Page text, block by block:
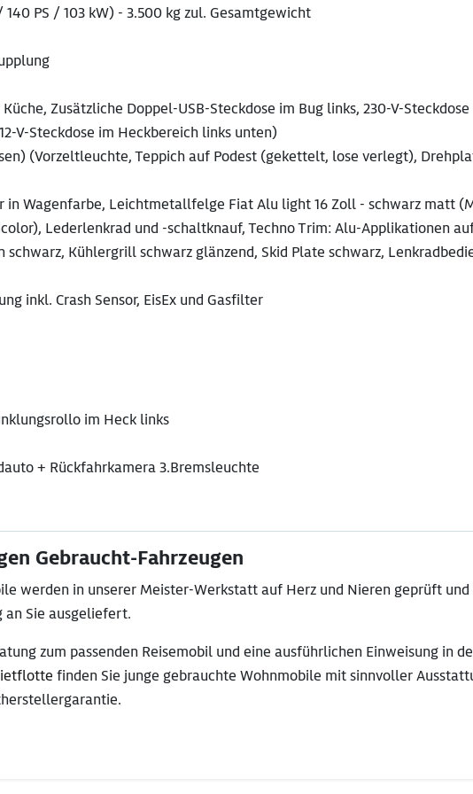
PS / 103 kW) - 3.500 kg zul. Gesamtgewicht
Zusätzliche Doppel-USB-Steckdose im Bug links, 230-V-
V-Steckdose im Heckbereich links unten)
(Vorzeltleuchte, Teppich auf Podest (gekettelt, lose verlegt),
in Wagenfarbe, Leichtmetallfelge Fiat Alu light 16 Zoll - schwarz matt
Lederlenkrad und -schaltknauf, Techno Trim: Alu-Applikationen
Kühlergrill schwarz glänzend, Skid Plate schwarz,
inkl. Crash Sensor, EisEx und Gasfilter
im Heck links
+ Rückfahrkamera 3.Bremsleuchte
Gebraucht-Fahrzeugen
werden in unserer Meister-Werkstatt auf Herz und Nieren geprüft
an Sie ausgeliefert.
zum passenden Reisemobil und eine ausführlichen Einweisung in
finden Sie junge gebrauchte Wohnmobile mit sinnvoller